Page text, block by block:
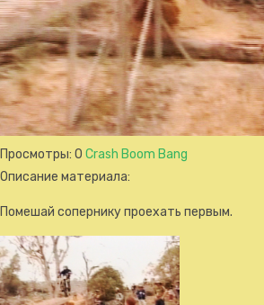
Просмотры: 0 Crash Boom Bang
Описание материала:
Помешай сопернику проехать первым.